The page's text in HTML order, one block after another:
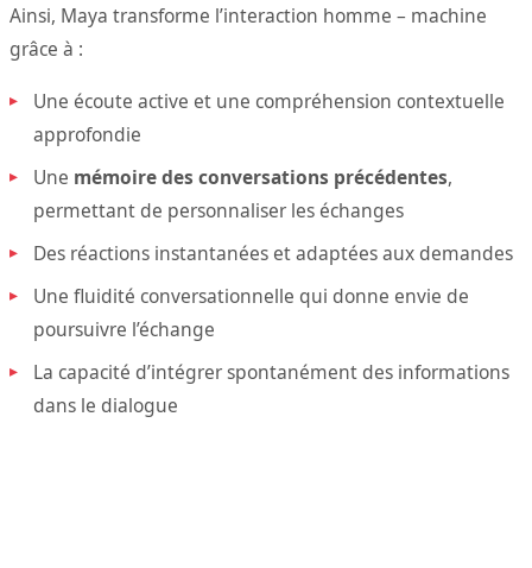
Ainsi, Maya transforme l’interaction homme – machine
grâce à :
Une écoute active et une compréhension contextuelle
approfondie
Une mémoire des conversations précédentes,
permettant de personnaliser les échanges
Des réactions instantanées et adaptées aux demandes
Une fluidité conversationnelle qui donne envie de
poursuivre l’échange
La capacité d’intégrer spontanément des informations
dans le dialogue